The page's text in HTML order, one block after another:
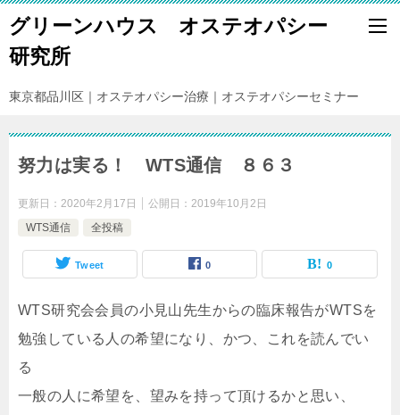
グリーンハウス オステオパシー
研究所
東京都品川区｜オステオパシー治療｜オステオパシーセミナー
努力は実る！ WTS通信 ８６３
更新日： 2020年2月17日 公開日： 2019年10月2日
WTS通信
全投稿
Tweet 0 0
WTS研究会会員の小見山先生からの臨床報告がWTSを
勉強している人の希望になり、かつ、これを読んでい
る
一般の人に希望を、望みを持って頂けるかと思い、